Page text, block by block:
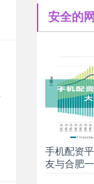
广州股票
郑素贞持
截至2025
2.57元，
份7
什么股票
内短线高
安全的网
周四(11月
安全的
手机配资
友与合肥